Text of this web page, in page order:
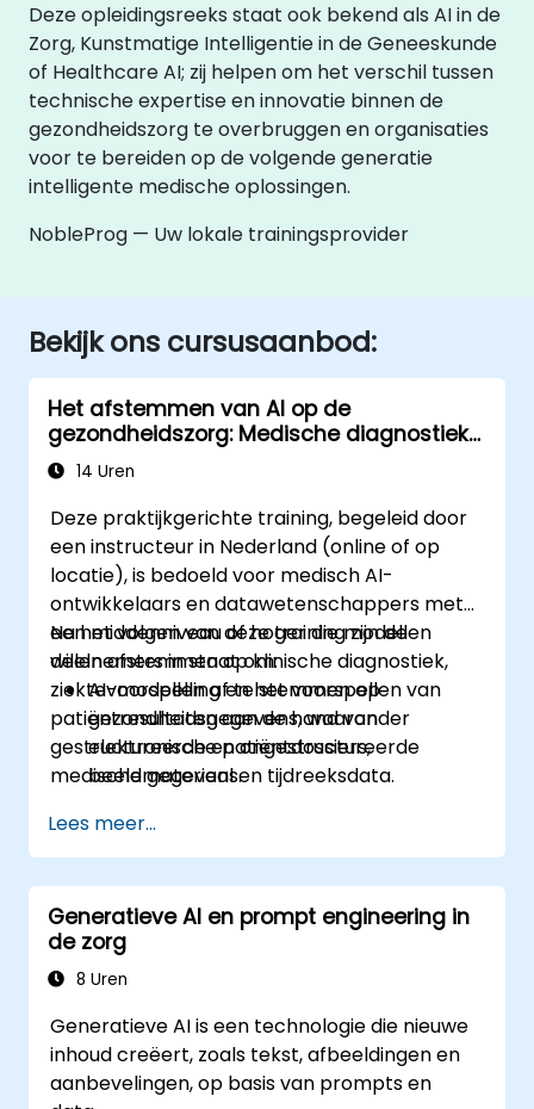
Deze opleidingsreeks staat ook bekend als AI in de
Zorg, Kunstmatige Intelligentie in de Geneeskunde
of Healthcare AI; zij helpen om het verschil tussen
technische expertise en innovatie binnen de
gezondheidszorg te overbruggen en organisaties
voor te bereiden op de volgende generatie
intelligente medische oplossingen.
NobleProg — Uw lokale trainingsprovider
Bekijk ons cursusaanbod:
Het afstemmen van AI op de
gezondheidszorg: Medische diagnostiek
en voorspellende analyse
14 Uren
Deze praktijkgerichte training, begeleid door
een instructeur in Nederland (online of op
locatie), is bedoeld voor medisch AI-
ontwikkelaars en datawetenschappers met
een middenniveau of hoger die modellen
willen afstemmen op klinische diagnostiek,
ziektevoorspelling en het voorspellen van
patiëntresultaten aan de hand van
gestructureerde en ongestructureerde
medische gegevens.
Na het volgen van deze training zijn de
deelnemers in staat om:
AI-modellen af te stemmen op
gezondheidsgegevens, waaronder
elektronische patiëntdossiers,
beeldmateriaal en tijdreeksdata.
modelcompressie toe te passen binnen
een medische context.
Rekening te houden met privacykwesties,
vooroordelen in modellen en wettelijke
vereisten tijdens het ontwikkelingsproces.
Afgestemde modellen te implementeren
gezondheidszorgomgevingen.
Lees meer...
Generatieve AI en prompt engineering in
de zorg
8 Uren
Generatieve AI is een technologie die nieuwe
inhoud creëert, zoals tekst, afbeeldingen en
aanbevelingen, op basis van prompts en